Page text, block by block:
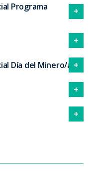
Programa
Día del Minero/a